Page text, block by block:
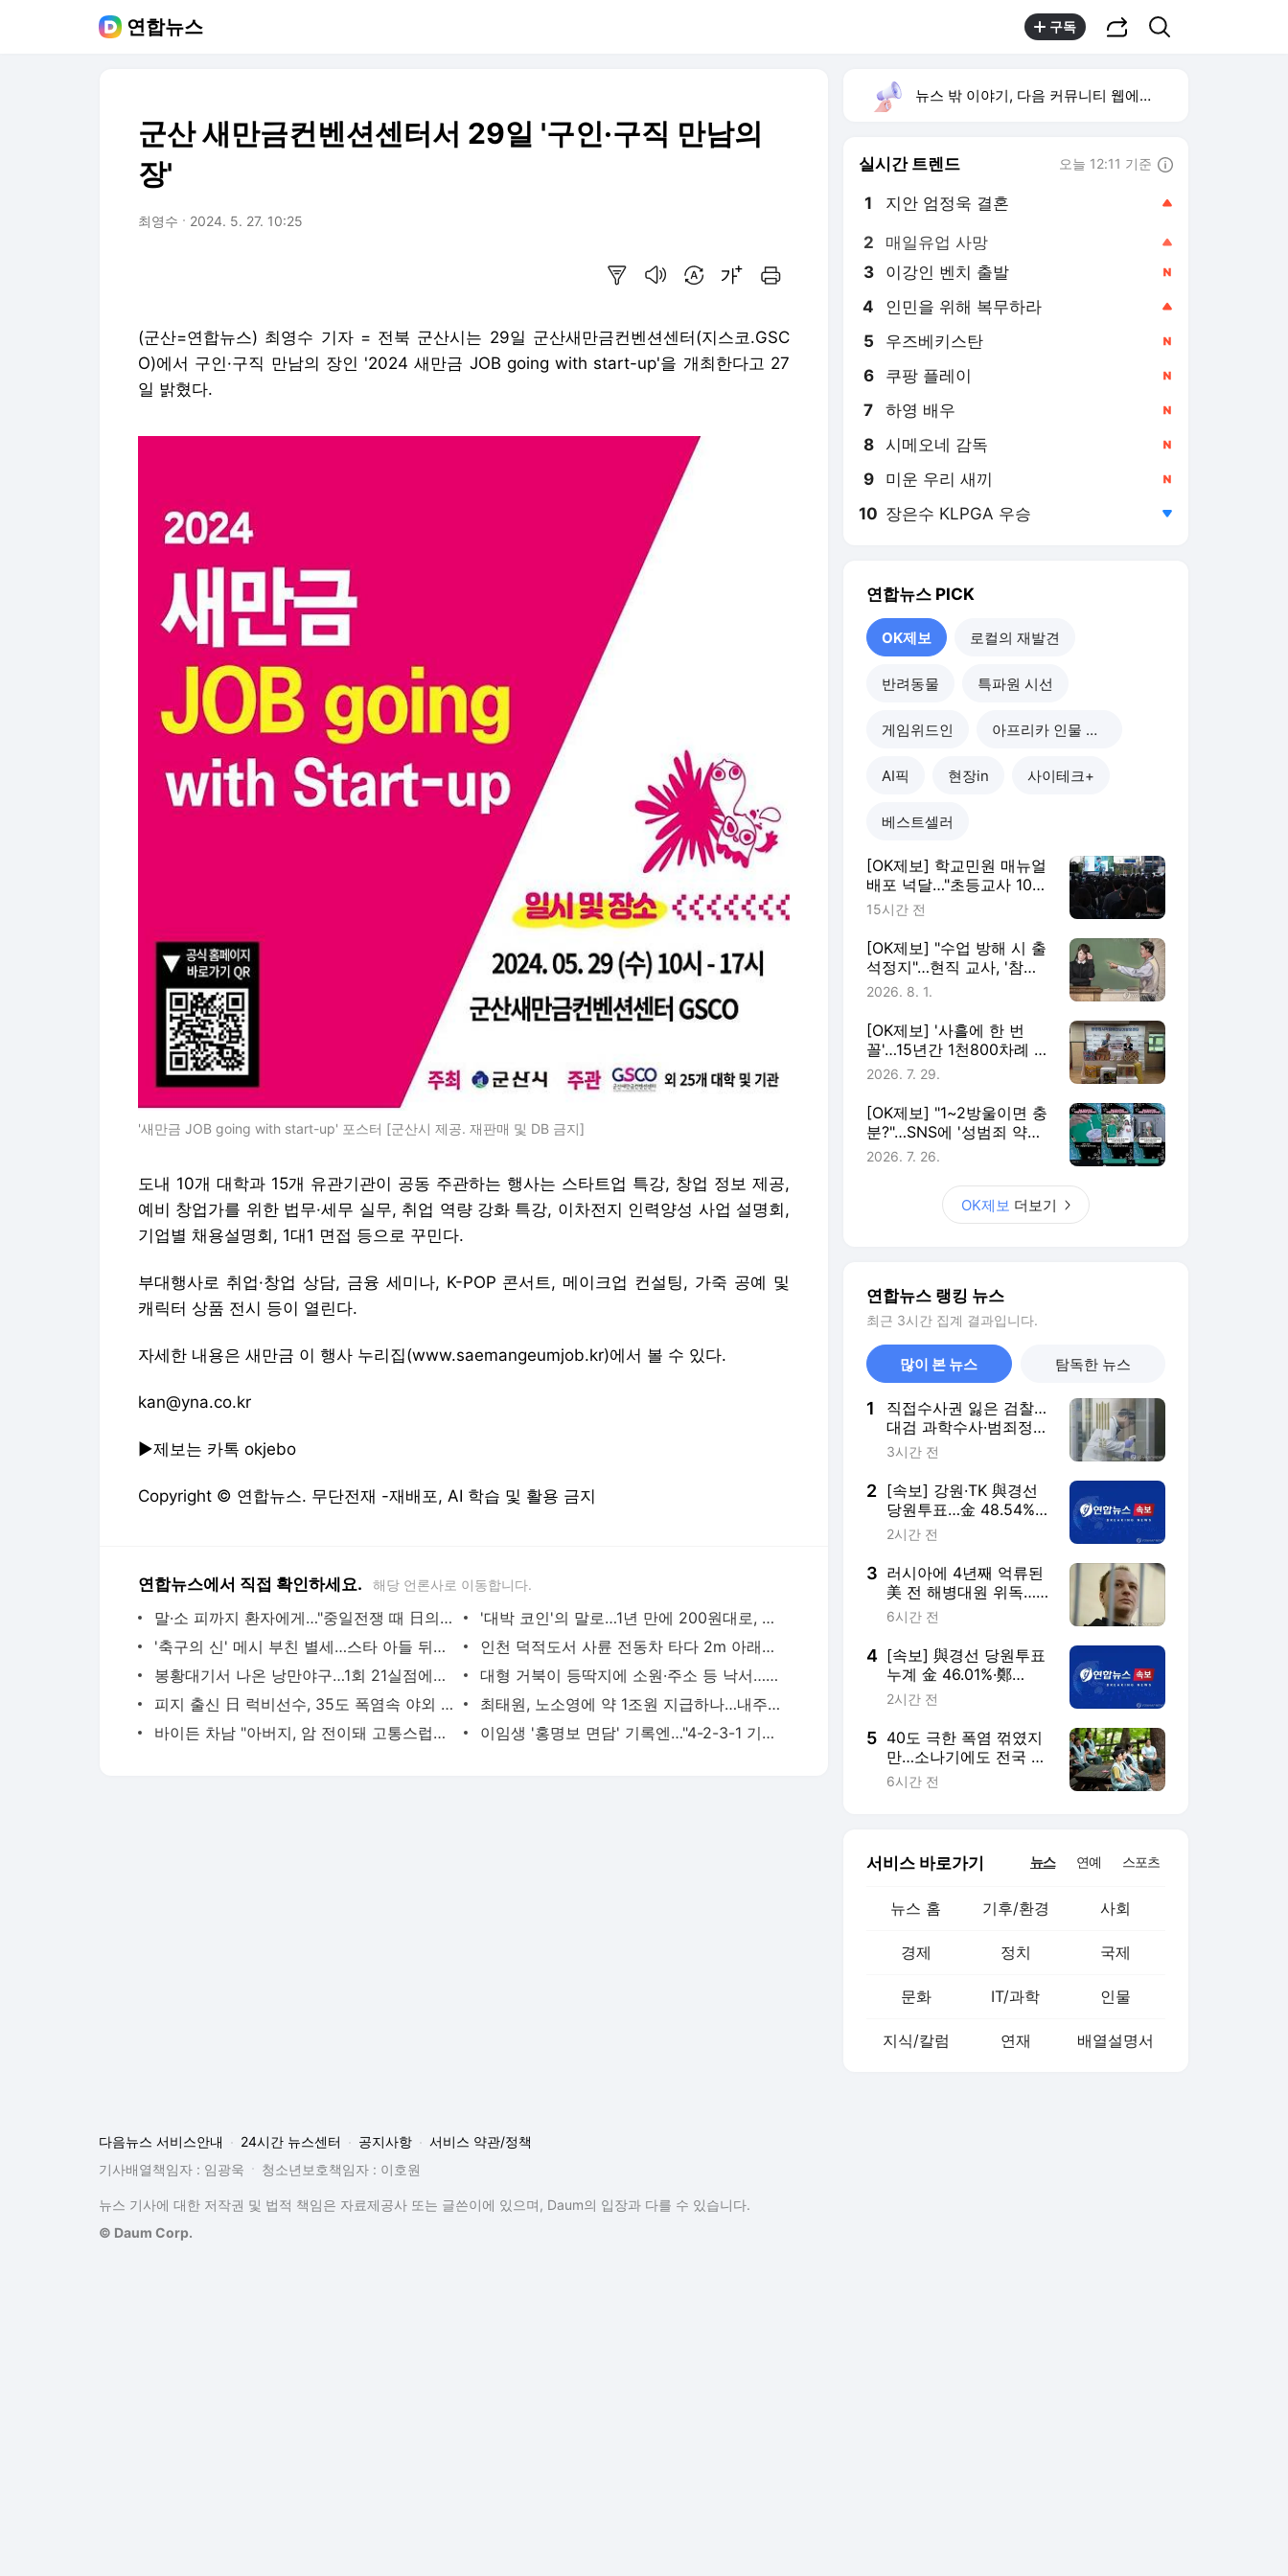
연합뉴스 구독
군산 새만금컨벤션센터서 29일 '구인·구직 만남의
장'
최영수 2024. 5. 27. 10:25
(군산=연합뉴스) 최영수 기자 = 전북 군산시는 29일 군산새만금컨벤션센터(지스코.GSC
O)에서 구인·구직 만남의 장인 '2024 새만금 JOB going with start-up'을 개최한다고 27
일 밝혔다.
'새만금 JOB going with start-up' 포스터 [군산시 제공. 재판매 및 DB 금지]
도내 10개 대학과 15개 유관기관이 공동 주관하는 행사는 스타트업 특강, 창업 정보 제공,
예비 창업가를 위한 법무·세무 실무, 취업 역량 강화 특강, 이차전지 인력양성 사업 설명회,
기업별 채용설명회, 1대1 면접 등으로 꾸민다.
부대행사로 취업·창업 상담, 금융 세미나, K-POP 콘서트, 메이크업 컨설팅, 가죽 공예 및
캐릭터 상품 전시 등이 열린다.
자세한 내용은 새만금 이 행사 누리집(www.saemangeumjob.kr)에서 볼 수 있다.
kan@yna.co.kr
▶제보는 카톡 okjebo
Copyright © 연합뉴스. 무단전재 -재배포, AI 학습 및 활용 금지
연합뉴스에서 직접 확인하세요. 해당 언론사로 이동합니다.
말·소 피까지 환자에게…"중일전쟁 때 日의대서 인체 수혈실험" | 연합뉴스
'대박 코인'의 말로…1년 만에 200원대로, 100분의 1 쪽박 | 연합뉴스
'축구의 신' 메시 부친 별세…스타 아들 뒤에 선 조용한 조력자 | 연합뉴스
인천 덕적도서 사륜 전동차 타다 2m 아래로 추락한 80대 사망 | 연합뉴스
봉황대기서 나온 낭만야구…1회 21실점에도 볼넷 없이 정면 승부 | 연합뉴스
대형 거북이 등딱지에 소원·주소 등 낙서…부산 해안가서 발견 | 연합뉴스
피지 출신 日 럭비선수, 35도 폭염속 야외 훈련하다 열사병 사망(종합) | 연합뉴스
최태원, 노소영에 약 1조원 지급하나…내주 재상고 안하면 확정(종합) | 연합뉴스
바이든 차남 "아버지, 암 전이돼 고통스럽게 투병 중" | 연합뉴스
이임생 '홍명보 면담' 기록엔…"4-2-3-1 기본에 4-3-3도" | 연합뉴스
뉴스 밖 이야기, 다음 커뮤니티 웹에서 보기
실시간 트렌드 오늘 12:11 기준
1 지안 엄정욱 결혼
2 매일유업 사망
3 이강인 벤치 출발
4 인민을 위해 복무하라
5 우즈베키스탄
6 쿠팡 플레이
7 하영 배우
8 시메오네 감독
9 미운 우리 새끼
10 장은수 KLPGA 우승
연합뉴스 PICK
OK제보 로컬의 재발견
반려동물 특파원 시선
게임위드인 아프리카 인물 열전
AI픽 현장in 사이테크+
베스트셀러
[OK제보] 학교민원 매뉴얼
배포 넉달…"초등교사 10명
중 7명 존재 몰라"
15시간 전
[OK제보] "수업 방해 시 출
석정지"…현직 교사, '참교
육법' 국민청원
2026. 8. 1.
[OK제보] '사흘에 한 번
꼴'…15년간 1천800차례 복
지시설 찾은 '나눔왕'
2026. 7. 29.
[OK제보] "1~2방울이면 충
분?"…SNS에 '성범죄 약물'
광고 횡행
2026. 7. 26.
OK제보 더보기
연합뉴스 랭킹 뉴스
최근 3시간 집계 결과입니다.
많이 본 뉴스 탐독한 뉴스
1
직접수사권 잃은 검찰…
대검 과학수사·범죄정보
부서도 수술대에
3시간 전
2 [속보] 강원·TK 與경선
당원투표…金 48.54%·
鄭 44.40%·宋 7.06%
2시간 전
3 러시아에 4년째 억류된
美 전 해병대원 위독…
美 "깊이 우려"
6시간 전
4 [속보] 與경선 당원투표
누계 金 46.01%·鄭
44.53%…가중치 미반영
2시간 전
5 40도 극한 폭염 꺾였지
만…소나기에도 전국 무
더위 "지친다"
6시간 전
서비스 바로가기 뉴스 연예 스포츠
뉴스 홈 기후/환경 사회
경제 정치 국제
문화 IT/과학 인물
지식/칼럼 연재 배열설명서
다음뉴스 서비스안내 24시간 뉴스센터 공지사항
서비스 약관/정책
기사배열책임자 : 임광욱
청소년보호책임자 : 이호원
뉴스 기사에 대한 저작권 및 법적 책임은 자료제공사 또는 글쓴이에 있으며, Daum의 입장과 다를 수 있습니다.
© Daum Corp.